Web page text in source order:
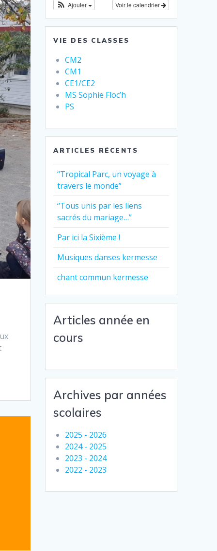
Voir le calendrier
Ajouter
VIE DES CLASSES
CM2
CM1
CE1/CE2
MS Sophie Floc’h
PS
ARTICLES RÉCENTS
“Tropical Parc, un voyage à
travers le monde”
“Tous unis par les liens
sacrés du mariage…”
Par ici la Sixième !
Musiques danses kermesse
chant commun kermesse
Articles année en
cours
Archives par années
scolaires
2025 - 2026
2024 - 2025
2023 - 2024
2022 - 2023